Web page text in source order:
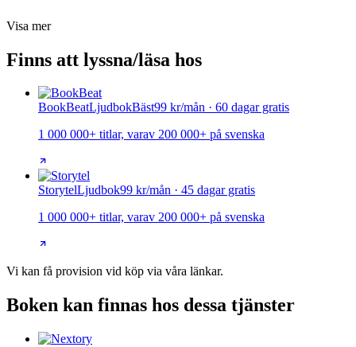
Visa mer
Finns att lyssna/läsa hos
BookBeatLjudbokBäst99 kr/mån · 60 dagar gratis
1 000 000+ titlar, varav 200 000+ på svenska
StorytelLjudbok99 kr/mån · 45 dagar gratis
1 000 000+ titlar, varav 200 000+ på svenska
Vi kan få provision vid köp via våra länkar.
Boken kan finnas hos dessa tjänster